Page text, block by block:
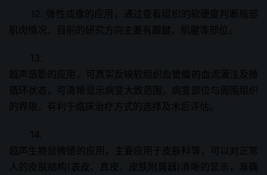
12. 弹性成像的应用，通过查看组织的软硬度判断局部
肌肉情况，目前的研究方向主要有跟腱、肌腱等部位。
13.
超声造影的应用，可真实反映软组织血管瘤的血流灌注及微
循环状态，可清晰显示病变大致范围，病变部位与周围组织
的界限，有利于临床治疗方式的选择及术后评估。
14.
超声生物显微镜的应用，主要应用于皮肤科等，可以对正常
人的皮肤结构(表皮、真皮、皮肤附属器)清晰的显示，准确